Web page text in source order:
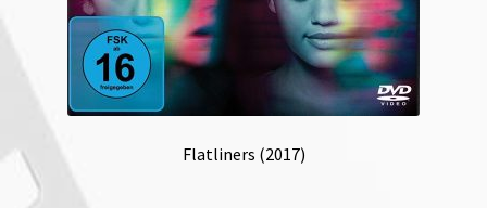
Flatliners (2017)